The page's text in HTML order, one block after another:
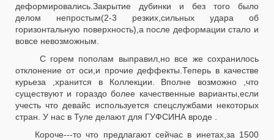
деформировались.Закрытие дубинки и без того было
делом непростым(2-3 резких,сильных удара об
горизонтальную поверхность),а после деформации стало и
вовсе невозможным.
С горем пополам выправил,но все же сохранилось
отклонение от оси,и прочие деффекты.Теперь в качестве
курьеза ,хранится в Коллекции. Вполне возможно ,что
существуют и гораздо более качественные варианты,если
учесть что девайс используется спецслужбами некоторых
стран. У нас в Туле делают для ГУФСИНА вроде .
Короче---то что предлагают сейчас в инетах,за 1500